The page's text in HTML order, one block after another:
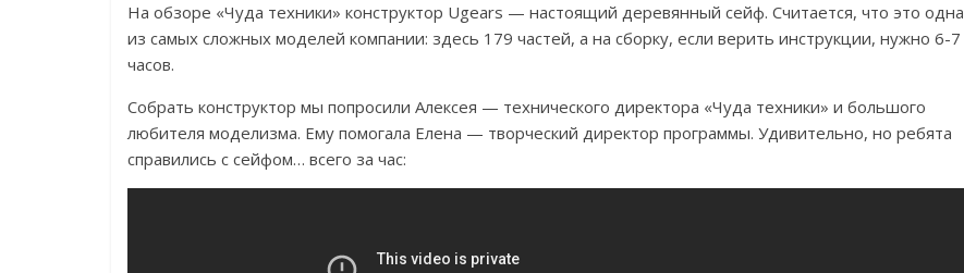
На обзоре «Чуда техники» конструктор Ugears — настоящий деревянный сейф. Считается, что это одна
из самых сложных моделей компании: здесь 179 частей, а на сборку, если верить инструкции, нужно 6-7
часов.
Собрать конструктор мы попросили Алексея — технического директора «Чуда техники» и большого
любителя моделизма. Ему помогала Елена — творческий директор программы. Удивительно, но ребята
справились с сейфом… всего за час: